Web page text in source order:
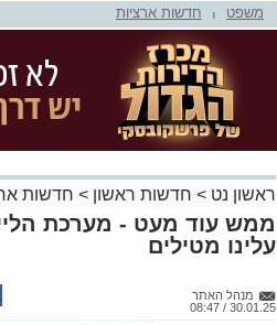
משפט חדשות ארציות
ראשון נט > חדשות ראשון > חדשות
ממש עוד מעט - מערכת
עלינו מטילים
מנהל האתר
30.01.25 / 08:47